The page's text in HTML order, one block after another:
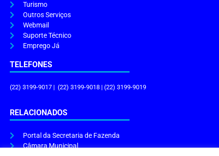
Turismo
Outros Serviços
Webmail
Suporte Técnico
Emprego Já
TELEFONES
(22) 3199-9017 | (22) 3199-9018 | (22) 3199-9019
RELACIONADOS
Portal da Secretaria de Fazenda
Câmara Municipal